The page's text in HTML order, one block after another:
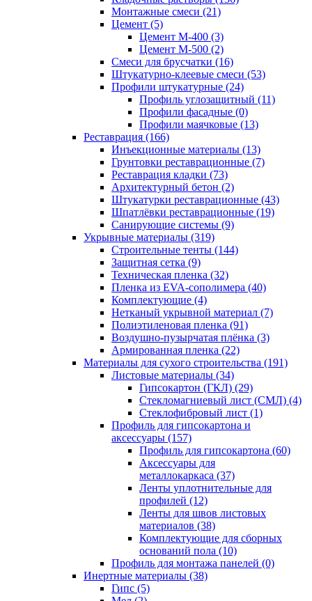
Монтажные смеси (21)
Цемент (5)
Цемент М-400 (3)
Цемент М-500 (2)
Смеси для брусчатки (16)
Штукатурно-клеевые смеси (53)
Профили штукатурные (24)
Профиль углозащитный (11)
Профили фасадные (0)
Профили маячковые (13)
Реставрация (166)
Инъекционные материалы (13)
Грунтовки реставрационные (7)
Реставрация кладки (73)
Архитектурный бетон (2)
Штукатурки реставрационные (43)
Шпатлёвки реставрационные (19)
Санирующие системы (9)
Укрывные материалы (319)
Строительные тенты (144)
Защитная сетка (9)
Техническая пленка (32)
Пленка из EVA-сополимера (40)
Комплектующие (4)
Нетканый укрывной материал (7)
Полиэтиленовая пленка (91)
Воздушно-пузырчатая плёнка (3)
Армированная пленка (22)
Материалы для сухого строительства (191)
Листовые материалы (34)
Гипсокартон (ГКЛ) (29)
Стекломагниевый лист (СМЛ) (4)
Cтеклофибровый лист (1)
Профиль для гипсокартона и
аксессуары (157)
Профиль для гипсокартона (60)
Аксессуары для
металлокаркаса (37)
Ленты уплотнительные для
профилей (12)
Ленты для швов листовых
материалов (38)
Комплектующие для сборных
оснований пола (10)
Профиль для монтажа панелей (0)
Инертные материалы (38)
Гипс (5)